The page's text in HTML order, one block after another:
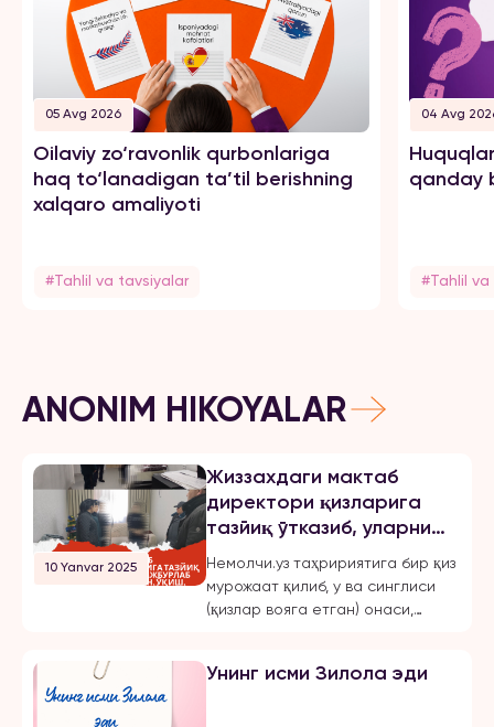
05 Avg 2026
Oilaviy zo‘ravonlik qurbonlariga
haq to‘lanadigan ta’til berishning
xalqaro amaliyoti
#Tahlil va tavsiyalar
04 Avg
qanday
#Tahlil
ANONIM HIKOYALAR
10 Yanvar 2025
Жиззахдаги мактаб
директори қизларига
тазйиқ ўтказиб, уларни
мажбурлаб турмушга
чиқарган, ўқиш,
ишлашдан маҳрум қилган
Немолчи.уз таҳририятига бир қиз
мурожаат қилиб, у ва синглиси
(қизлар вояга етган) онаси,
Хасанова томонидан бир неча
Унинг исми Зилола эди